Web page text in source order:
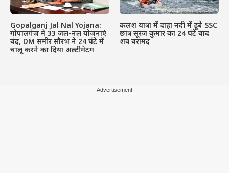
Gopalganj Jal Nal Yojana:
गोपालगंज में 33 जल-नल योजनाएं
बंद, DM समीर सौरभ ने 24 घंटे में
चालू करने का दिया अल्टीमेटम
कलश यात्रा में दाहा नदी में डूबे SSC
छात्र सूरज कुमार का 24 घंटे बाद
शव बरामद
---Advertisement---